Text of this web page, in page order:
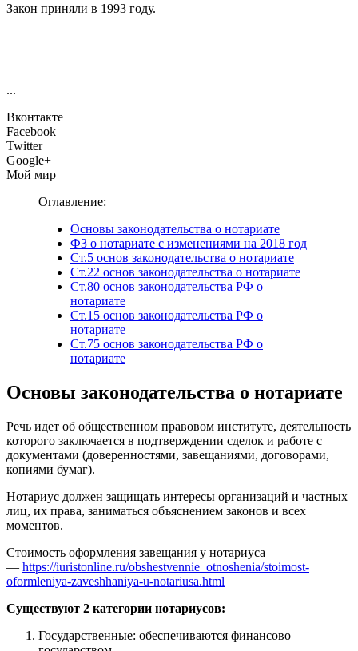
Закон приняли в 1993 году.
...
Вконтакте
Facebook
Twitter
Google+
Мой мир
Оглавление:
Основы законодательства о нотариате
ФЗ о нотариате с изменениями на 2018 год
Ст.5 основ законодательства о нотариате
Ст.22 основ законодательства о нотариате
Ст.80 основ законодательства РФ о
нотариате
Ст.15 основ законодательства РФ о
нотариате
Ст.75 основ законодательства РФ о
нотариате
Основы законодательства о нотариате
Речь идет об общественном правовом институте, деятельность
которого заключается в подтверждении сделок и работе с
документами (доверенностями, завещаниями, договорами,
копиями бумаг).
Нотариус должен защищать интересы организаций и частных
лиц, их права, заниматься объяснением законов и всех
моментов.
Стоимость оформления завещания у нотариуса
— https://iuristonline.ru/obshestvennie_otnoshenia/stoimost-
oformleniya-zaveshhaniya-u-notariusa.html
Существуют 2 категории нотариусов:
Государственные: обеспечиваются финансово